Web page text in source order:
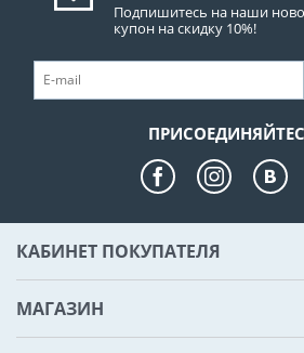
Подпишитесь на наши
купон на скидку 10%!
КАБИНЕТ ПОКУПАТЕЛЯ
МАГАЗИН